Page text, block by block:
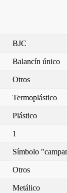
BJC
Balancín único
Otros
Termoplástico
Plástico
1
Símbolo
Otros
Metálico